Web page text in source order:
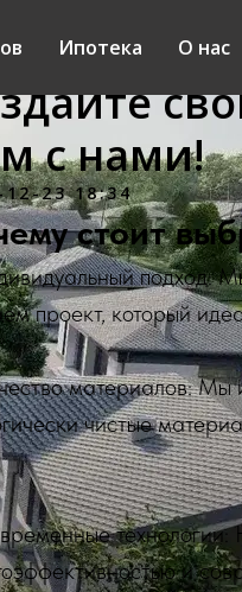
Ипотека О нас
с нами!
12-23 18:34
стоит
подход:
проект, который
материалов: Мы
чистые
технологии:
и